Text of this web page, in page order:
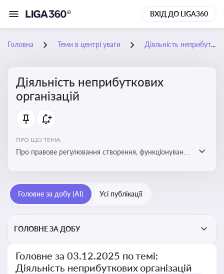
ВХІД ДО LIGA360
Головна Теми в центрі уваги Діяльність неприбуткових організацій
Діяльність неприбуткових
організацій
ПРО ЩО ТЕМА:
Про правове регулювання створення, функціонування
Головне за добу (AI) Усі публікації
ГОЛОВНЕ ЗА ДОБУ
Головне за 03.12.2025 по темі:
Діяльність неприбуткових організацій